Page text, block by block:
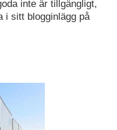
inte är tillgängligt,
i sitt blogginlägg på